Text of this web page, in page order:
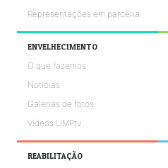
Representações em parceria
ENVELHECIMENTO
O que fazemos
Notícias
Galerias de fotos
Vídeos UMPtv
REABILITAÇÃO